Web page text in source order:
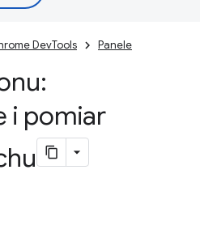
DevTools Panele
i pomiar